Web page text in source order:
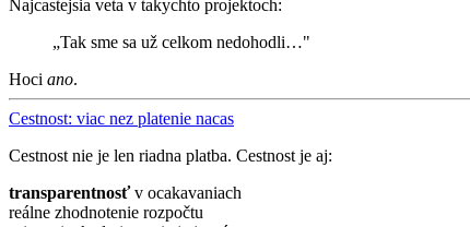
Najcastejsia veta v takychto projektoch:
„Tak sme sa už celkom nedohodli…"
Hoci ano.
Cestnost: viac nez platenie nacas
Cestnost nie je len riadna platba. Cestnost je aj:
transparentnosťv ocakavaniach
reálne zhodnotenie rozpočtu